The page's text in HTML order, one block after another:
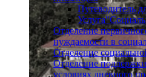
Путеводитель
Отделение
нуждаемости в
Отделение
Отделение
условиях дневного